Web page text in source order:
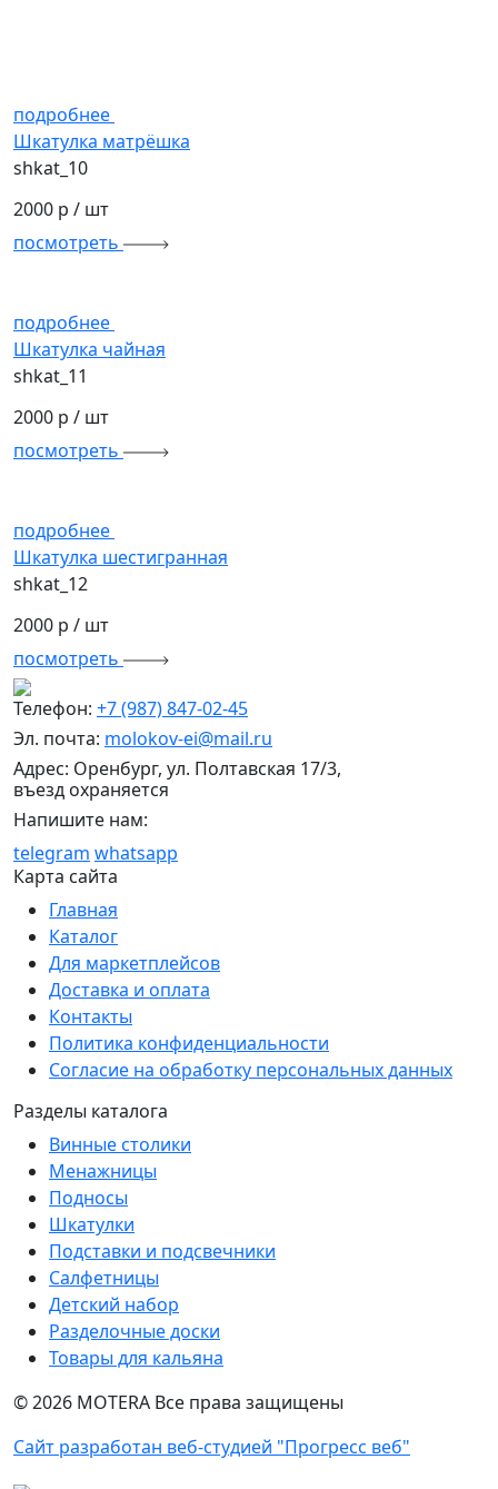
подробнее
Шкатулка матрёшка
shkat_10
2000 р / шт
посмотреть
подробнее
Шкатулка чайная
shkat_11
2000 р / шт
посмотреть
подробнее
Шкатулка шестигранная
shkat_12
2000 р / шт
посмотреть
Телефон: +7 (987) 847-02-45
Эл. почта: molokov-ei@mail.ru
Адрес: Оренбург, ул. Полтавская 17/3,
въезд охраняется
Напишите нам:
telegram whatsapp
Карта сайта
Главная
Каталог
Для маркетплейсов
Доставка и оплата
Контакты
Политика конфиденциальности
Согласие на обработку персональных данных
Разделы каталога
Винные столики
Менажницы
Подносы
Шкатулки
Подставки и подсвечники
Салфетницы
Детский набор
Разделочные доски
Товары для кальяна
©2026 MOTERA Все права защищены
Сайт разработан веб-студией "Прогресс веб"